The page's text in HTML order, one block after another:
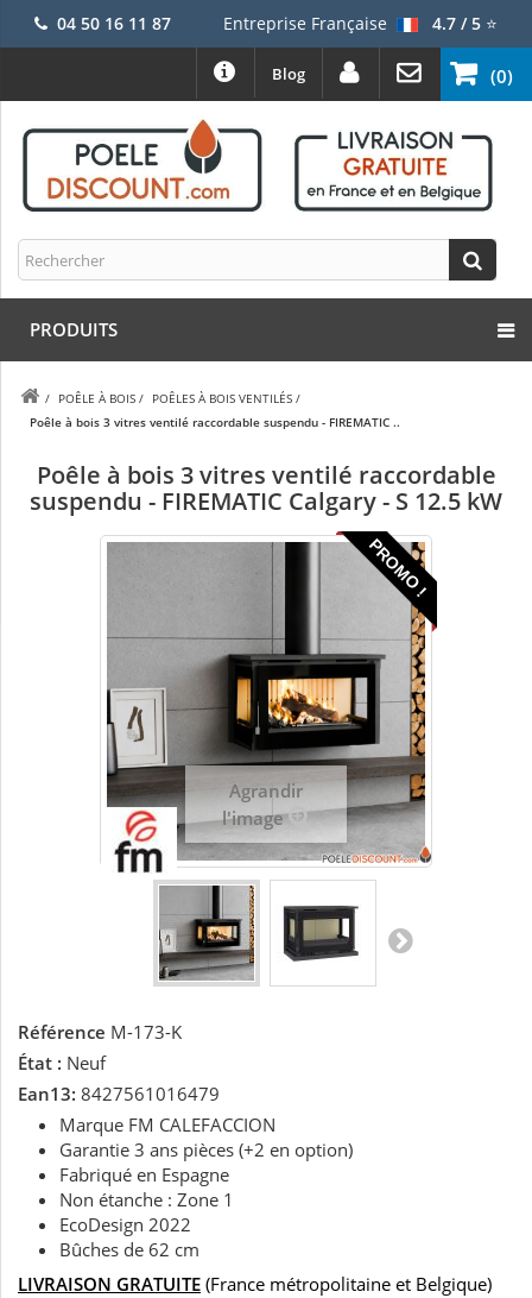
04 50 16 11 87 Entreprise Française 4.7 / 5⭐
(0)
Blog
PRODUITS
/ POÊLE À BOIS / POÊLES À BOIS VENTILÉS /
Poêle à bois 3 vitres ventilé raccordable suspendu - FIREMATIC ..
Poêle à bois 3 vitres ventilé raccordable
suspendu - FIREMATIC Calgary - S 12.5 kW
PROMO !
Agrandir
l'image
Référence M-173-K
État : Neuf
Ean13: 8427561016479
Marque FM CALEFACCION
Garantie 3 ans pièces (+2 en option)
Fabriqué en Espagne
Non étanche : Zone 1
EcoDesign 2022
Bûches de 62 cm
LIVRAISON GRATUITE (France métropolitaine et Belgique)